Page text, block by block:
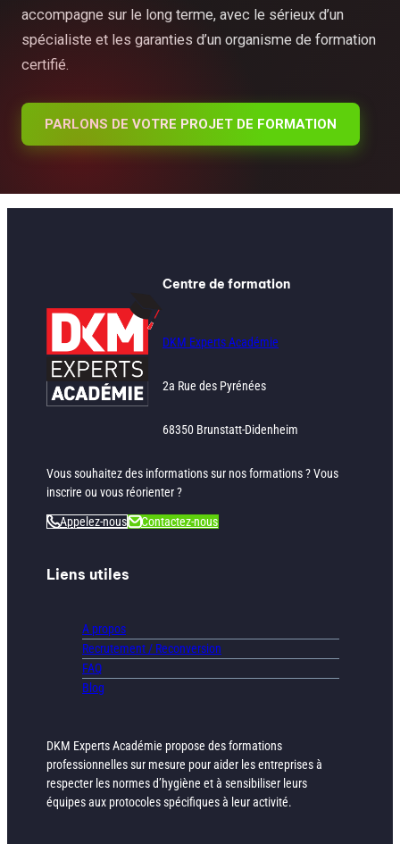
accompagne sur le long terme, avec le sérieux d’un
spécialiste et les garanties d’un organisme de formation
certifié.
PARLONS DE VOTRE PROJET DE FORMATION
Centre de formation
DKM Experts Académie
2a Rue des Pyrénées
68350 Brunstatt-Didenheim
Vous souhaitez des informations sur nos formations ? Vous
inscrire ou vous réorienter ?
Appelez-nous Contactez-nous
Liens utiles
A propos
Recrutement / Reconversion
FAQ
Blog
DKM Experts Académie propose des formations
professionnelles sur mesure pour aider les entreprises à
respecter les normes d’hygiène et à sensibiliser leurs
équipes aux protocoles spécifiques à leur activité.